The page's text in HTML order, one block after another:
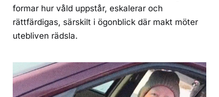
formar hur våld uppstår, eskalerar och
rättfärdigas, särskilt i ögonblick där makt möter
utebliven rädsla.